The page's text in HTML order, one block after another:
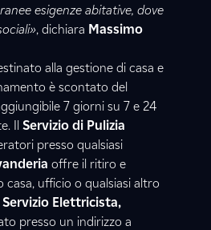
esigenze abitative, dove
, dichiara Massimo
alla gestione di casa e
è scontato del
7 giorni su 7 e 24
Il Servizio di Pulizia
presso qualsiasi
offre il ritiro e
casa, ufficio o qualsiasi altro
Servizio Elettricista,
presso un indirizzo a